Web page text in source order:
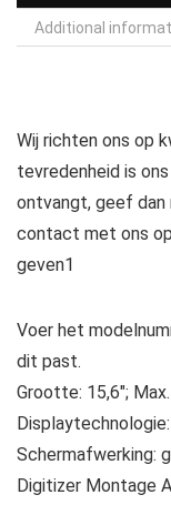
Additional
Wij richten ons op
tevredenheid is
ontvangt, geef
contact met ons
geven1
Voer het
dit past.
Grootte: 15,6″;
Schermafwerking:
Digitizer Montage